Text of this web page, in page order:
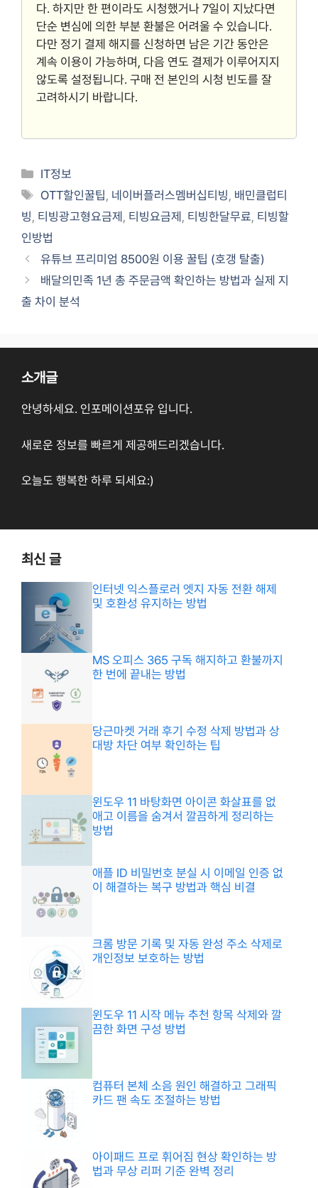
다. 하지만 한 편이라도 시청했거나 7일이 지났다면
단순 변심에 의한 부분 환불은 어려울 수 있습니다.
다만 정기 결제 해지를 신청하면 남은 기간 동안은
계속 이용이 가능하며, 다음 연도 결제가 이루어지지
않도록 설정됩니다. 구매 전 본인의 시청 빈도를 잘
고려하시기 바랍니다.
Categories
IT정보
Tags
OTT할인꿀팁, 네이버플러스멤버십티빙, 배민클럽티
빙, 티빙광고형요금제 , 티빙요금제 , 티빙한달무료, 티빙할
인방법
유튜브 프리미엄 8500원 이용 꿀팁 (호갱 탈출)
배달의민족 1년 총 주문금액 확인하는 방법과 실제 지
출 차이 분석
소개글
안녕하세요. 인포메이션포유 입니다.
새로운 정보를 빠르게 제공해드리겠습니다.
오늘도 행복한 하루 되세요:)
최신 글
인터넷 익스플로러 엣지 자동 전환 해제
및 호환성 유지하는 방법
MS 오피스 365 구독 해지하고 환불까지
한 번에 끝내는 방법
당근마켓 거래 후기 수정 삭제 방법과 상
대방 차단 여부 확인하는 팁
윈도우 11 바탕화면 아이콘 화살표를 없
애고 이름을 숨겨서 깔끔하게 정리하는
방법
애플 ID 비밀번호 분실 시 이메일 인증 없
이 해결하는 복구 방법과 핵심 비결
크롬 방문 기록 및 자동 완성 주소 삭제로
개인정보 보호하는 방법
윈도우 11 시작 메뉴 추천 항목 삭제와 깔
끔한 화면 구성 방법
컴퓨터 본체 소음 원인 해결하고 그래픽
카드 팬 속도 조절하는 방법
아이패드 프로 휘어짐 현상 확인하는 방
법과 무상 리퍼 기준 완벽 정리